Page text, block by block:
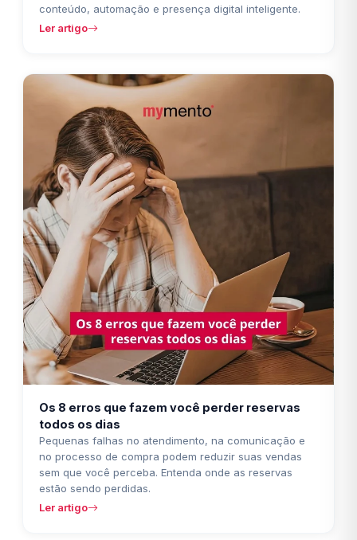
conteúdo, automação e presença digital inteligente.
Ler artigo
Os 8 erros que fazem você perder reservas
todos os dias
Pequenas falhas no atendimento, na comunicação e
no processo de compra podem reduzir suas vendas
sem que você perceba. Entenda onde as reservas
estão sendo perdidas.
Ler artigo